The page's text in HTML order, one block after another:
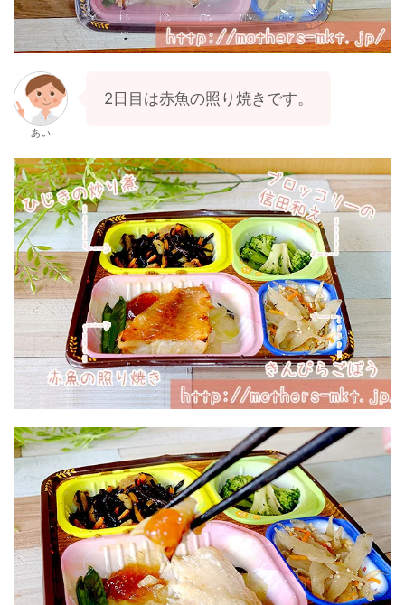
あい
2日目は赤魚の照り焼きです。